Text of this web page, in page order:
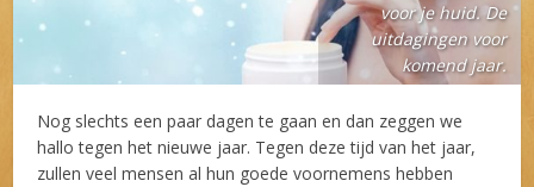
voor je huid. De
uitdagingen voor
komend jaar.
Nog slechts een paar dagen te gaan en dan zeggen we
hallo tegen het nieuwe jaar. Tegen deze tijd van het jaar,
zullen veel mensen al hun goede voornemens hebben